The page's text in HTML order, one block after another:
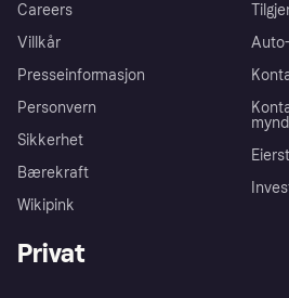
Careers
Villkår
Presseinformasjon
Personvern
Sikkerhet
Bærekraft
Wikipink
Privat